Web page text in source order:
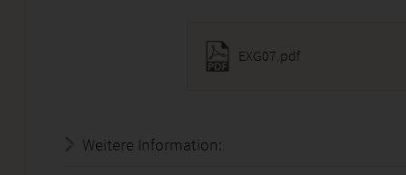
EXG07.pdf
Weitere Information: